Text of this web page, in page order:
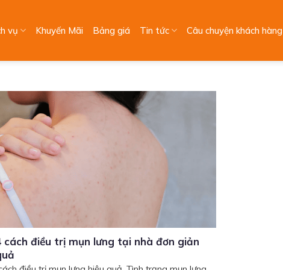
vụ Khuyến Mãi Bảng giá Tin tức Câu chuyện khách hàng
cách điều trị mụn lưng tại nhà đơn giản